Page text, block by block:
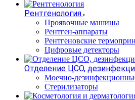
Рентгенология
Проявочные машины
Рентген-аппараты
Рентгеновские
Цифровые детекторы
Отделение ЦСО,
Моечно-
Стерилизаторы